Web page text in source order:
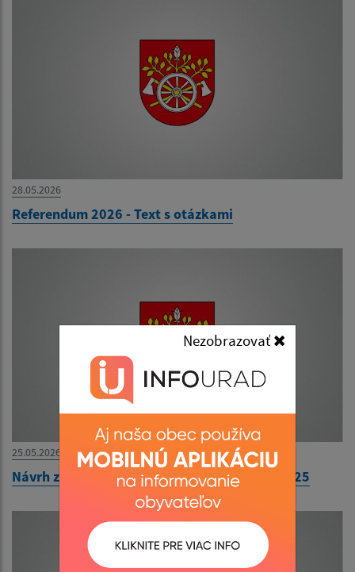
Nezobrazovať
28.05.2026
Referendum 2026 - Text s otázkami
25.05.2026
Návrh záverečného účtu obce Ozdín za rok 2025